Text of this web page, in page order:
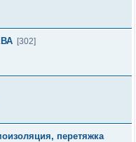
[302]
перетяжка